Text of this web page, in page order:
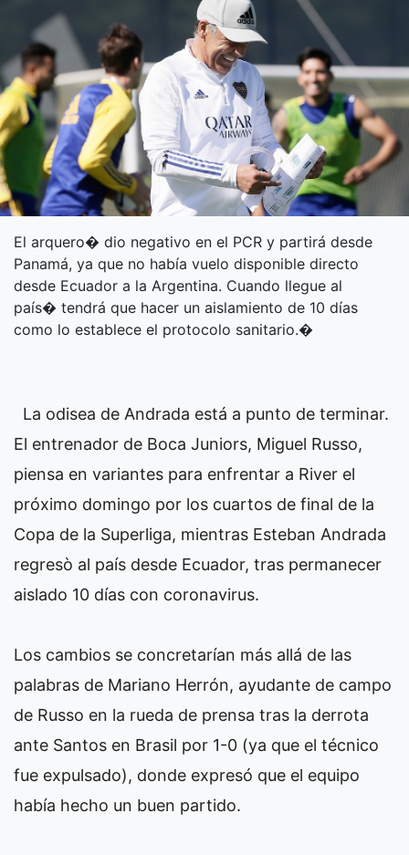
El arquero� dio negativo en el PCR y partirá desde
Panamá, ya que no había vuelo disponible directo
desde Ecuador a la Argentina. Cuando llegue al
país� tendrá que hacer un aislamiento de 10 días
como lo establece el protocolo sanitario.�
La odisea de Andrada está a punto de terminar.
El entrenador de Boca Juniors, Miguel Russo,
piensa en variantes para enfrentar a River el
próximo domingo por los cuartos de final de la
Copa de la Superliga, mientras Esteban Andrada
regresò al país desde Ecuador, tras permanecer
aislado 10 días con coronavirus.
Los cambios se concretarían más allá de las
palabras de Mariano Herrón, ayudante de campo
de Russo en la rueda de prensa tras la derrota
ante Santos en Brasil por 1-0 (ya que el técnico
fue expulsado), donde expresó que el equipo
había hecho un buen partido.